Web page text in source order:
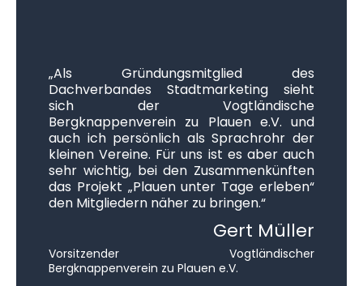
„Als Gründungsmitglied des
Dachverbandes Stadtmarketing sieht
sich der Vogtländische
Bergknappenverein zu Plauen e.V. und
auch ich persönlich als Sprachrohr der
kleinen Vereine. Für uns ist es aber auch
sehr wichtig, bei den Zusammenkünften
das Projekt „Plauen unter Tage erleben“
den Mitgliedern näher zu bringen.“
Gert Müller
Vorsitzender Vogtländischer
Bergknappenverein zu Plauen e.V.